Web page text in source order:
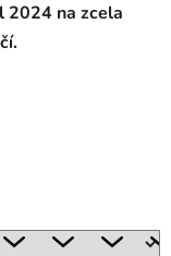
2024 na zcela